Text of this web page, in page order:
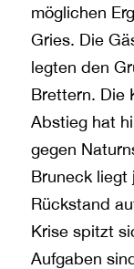
möglichen
Gries. Die
legten den
Brettern. Die
Abstieg hat
gegen
Bruneck liegt
Rückstand
Krise spitzt
Aufgaben